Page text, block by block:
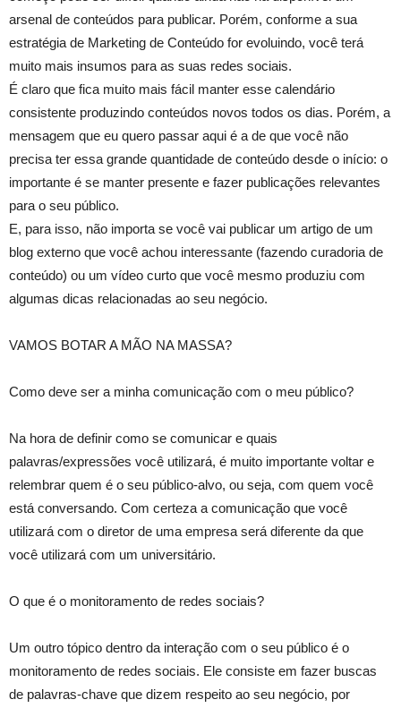
arsenal de conteúdos para publicar. Porém, conforme a sua
estratégia de Marketing de Conteúdo for evoluindo, você terá
muito mais insumos para as suas redes sociais.
É claro que fica muito mais fácil manter esse calendário
consistente produzindo conteúdos novos todos os dias. Porém, a
mensagem que eu quero passar aqui é a de que você não
precisa ter essa grande quantidade de conteúdo desde o início: o
importante é se manter presente e fazer publicações relevantes
para o seu público.
E, para isso, não importa se você vai publicar um artigo de um
blog externo que você achou interessante (fazendo curadoria de
conteúdo) ou um vídeo curto que você mesmo produziu com
algumas dicas relacionadas ao seu negócio.
VAMOS BOTAR A MÃO NA MASSA?
Como deve ser a minha comunicação com o meu público?
Na hora de definir como se comunicar e quais
palavras/expressões você utilizará, é muito importante voltar e
relembrar quem é o seu público-alvo, ou seja, com quem você
está conversando. Com certeza a comunicação que você
utilizará com o diretor de uma empresa será diferente da que
você utilizará com um universitário.
O que é o monitoramento de redes sociais?
Um outro tópico dentro da interação com o seu público é o
monitoramento de redes sociais. Ele consiste em fazer buscas
de palavras-chave que dizem respeito ao seu negócio, por